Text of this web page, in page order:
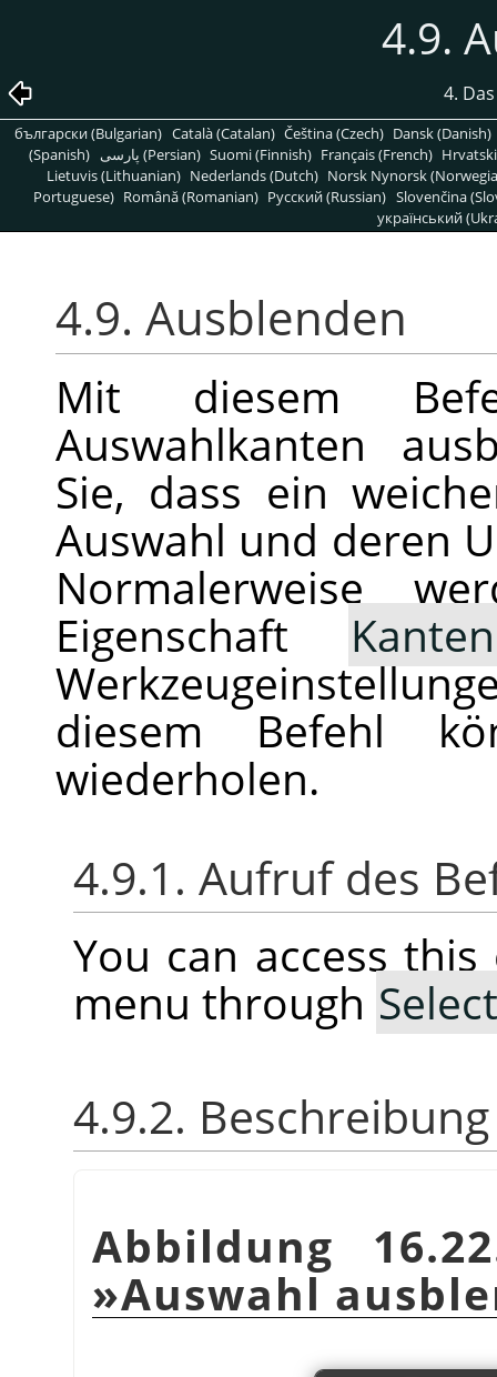
4.9.
4.
български (Bulgarian) Català (Catalan) Čeština (Czech) Dansk (Danish)
(Spanish)
پارسی (Persian) Suomi (Finnish) Français (French)
Lietuvis (Lithuanian) Nederlands (Dutch) Norsk Nynorsk
Portuguese) Română (Romanian) Pусский (Russian) Slovenčina
український
4.9. Ausblenden
Mit diesem
Auswahlkanten
Sie, dass ein
Auswahl und deren
Normalerweise
Eigenschaft
diesem Befehl
wiederholen.
4.9.1. Aufruf des
You can access
menu through Select
4.9.2.
Abbildung
»Auswahl